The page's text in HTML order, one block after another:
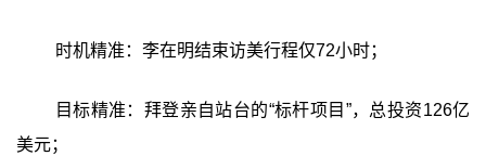
时机精准：李在明结束访美行程仅72小时；
目标精准：拜登亲自站台的“标杆项目”，总投资126亿
美元；